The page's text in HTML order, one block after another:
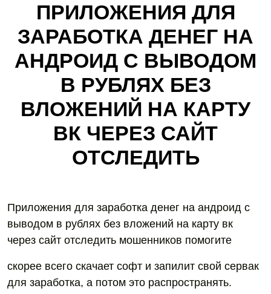
ПРИЛОЖЕНИЯ ДЛЯ
ЗАРАБОТКА ДЕНЕГ НА
АНДРОИД С ВЫВОДОМ
В РУБЛЯХ БЕЗ
ВЛОЖЕНИЙ НА КАРТУ
ВК ЧЕРЕЗ САЙТ
ОТСЛЕДИТЬ
Приложения для заработка денег на андроид с
выводом в рублях без вложений на карту вк
через сайт отследить мошенников помогите
скорее всего скачает софт и запилит свой сервак
для заработка, а потом это распространять.